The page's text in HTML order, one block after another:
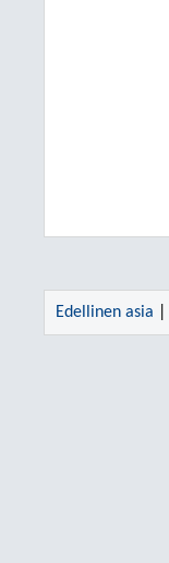
Edellinen asia